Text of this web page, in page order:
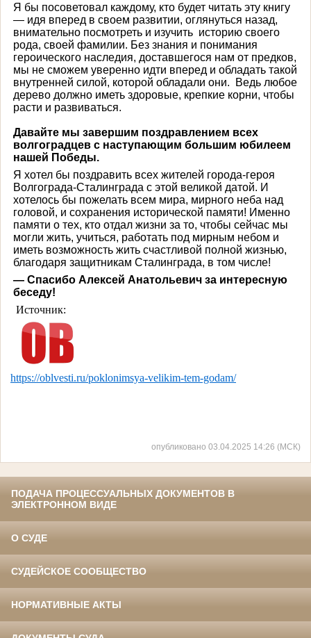
Я бы посоветовал каждому, кто будет читать эту книгу
— идя вперед в своем развитии, оглянуться назад,
внимательно посмотреть и изучить историю своего
рода, своей фамилии. Без знания и понимания
героического наследия, доставшегося нам от предков,
мы не сможем уверенно идти вперед и обладать такой
внутренней силой, которой обладали они. Ведь любое
дерево должно иметь здоровые, крепкие корни, чтобы
расти и развиваться.
Давайте мы завершим поздравлением всех
волгоградцев с наступающим большим юбилеем
нашей Победы.
Я хотел бы поздравить всех жителей города-героя
Волгограда-Сталинграда с этой великой датой. И
хотелось бы пожелать всем мира, мирного неба над
головой, и сохранения исторической памяти! Именно
памяти о тех, кто отдал жизни за то, чтобы сейчас мы
могли жить, учиться, работать под мирным небом и
иметь возможность жить счастливой полной жизнью,
благодаря защитникам Сталинграда, в том числе!
— Спасибо Алексей Анатольевич за интересную
беседу!
Источник:
https://oblvesti.ru/poklonimsya-velikim-tem-godam/
опубликовано 03.04.2025 14:26 (МСК)
ПОДАЧА ПРОЦЕССУАЛЬНЫХ ДОКУМЕНТОВ В
ЭЛЕКТРОННОМ ВИДЕ
О СУДЕ
СУДЕЙСКОЕ СООБЩЕСТВО
НОРМАТИВНЫЕ АКТЫ